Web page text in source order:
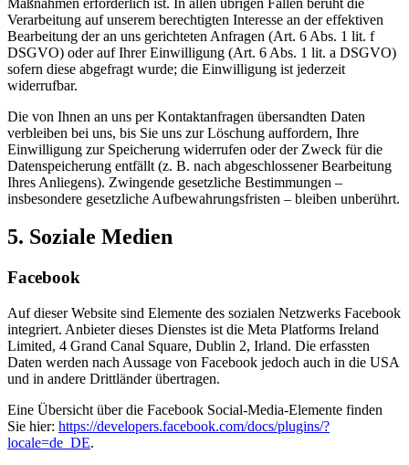
Verarbeitung auf unserem berechtigten Interesse an der effektiven
Bearbeitung der an uns gerichteten Anfragen (Art. 6 Abs. 1 lit. f
DSGVO) oder auf Ihrer Einwilligung (Art. 6 Abs. 1 lit. a DSGVO)
sofern diese abgefragt wurde; die Einwilligung ist jederzeit
widerrufbar.
Die von Ihnen an uns per Kontaktanfragen übersandten Daten
verbleiben bei uns, bis Sie uns zur Löschung auffordern, Ihre
Einwilligung zur Speicherung widerrufen oder der Zweck für die
Datenspeicherung entfällt (z. B. nach abgeschlossener Bearbeitung
Ihres Anliegens). Zwingende gesetzliche Bestimmungen –
insbesondere gesetzliche Aufbewahrungsfristen – bleiben unberührt.
5. Soziale Medien
Facebook
Auf dieser Website sind Elemente des sozialen Netzwerks Facebook
integriert. Anbieter dieses Dienstes ist die Meta Platforms Ireland
Limited, 4 Grand Canal Square, Dublin 2, Irland. Die erfassten
Daten werden nach Aussage von Facebook jedoch auch in die USA
und in andere Drittländer übertragen.
Eine Übersicht über die Facebook Social-Media-Elemente finden
Sie hier: https://developers.facebook.com/docs/plugins/?
locale=de_DE.